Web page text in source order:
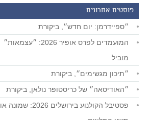
פוסטים אחרונים
״ספיידרמן: יום חדש״, ביקורת
המועמדים לפרס אופיר 2026: ״עצמאות״
מוביל
״תיכון מגשימים״, ביקורת
״האודיסאה״ של כריסטופר נולאן, ביקורת
פסטיבל הקולנוע בירושלים 2026: שמונה או